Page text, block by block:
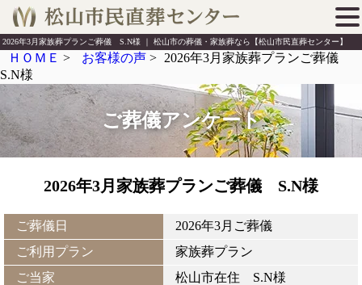
2026年3月家族葬プランご葬儀 S.N様 ｜ 松山市の葬儀・家族葬なら【松山市民直葬センター】
ＨＯＭＥ > お客様の声 > 2026年3月家族葬プランご葬儀
S.N様
ご葬儀アンケート
2026年3月家族葬プランご葬儀 S.N様
ご葬儀日
2026年3月ご葬儀
ご利用プラン
家族葬プラン
ご当家
松山市在住 S.N様